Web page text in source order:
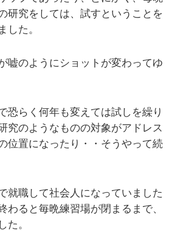
研究をしては、試すということを
した。
嘘のようにショットが変わってゆ
恐らく何年も変えては試しを繰り
究のようなものの対象がアドレス
位置になったり・・そうやって続
就職して社会人になっていました
わると毎晩練習場が閉まるまで、
た。